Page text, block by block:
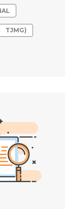
TJMG)